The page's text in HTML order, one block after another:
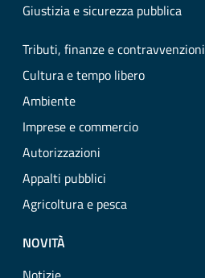
Giustizia e sicurezza pubblica
Tributi, finanze e contravvenzioni
Cultura e tempo libero
Ambiente
Imprese e commercio
Autorizzazioni
Appalti pubblici
Agricoltura e pesca
NOVITÀ